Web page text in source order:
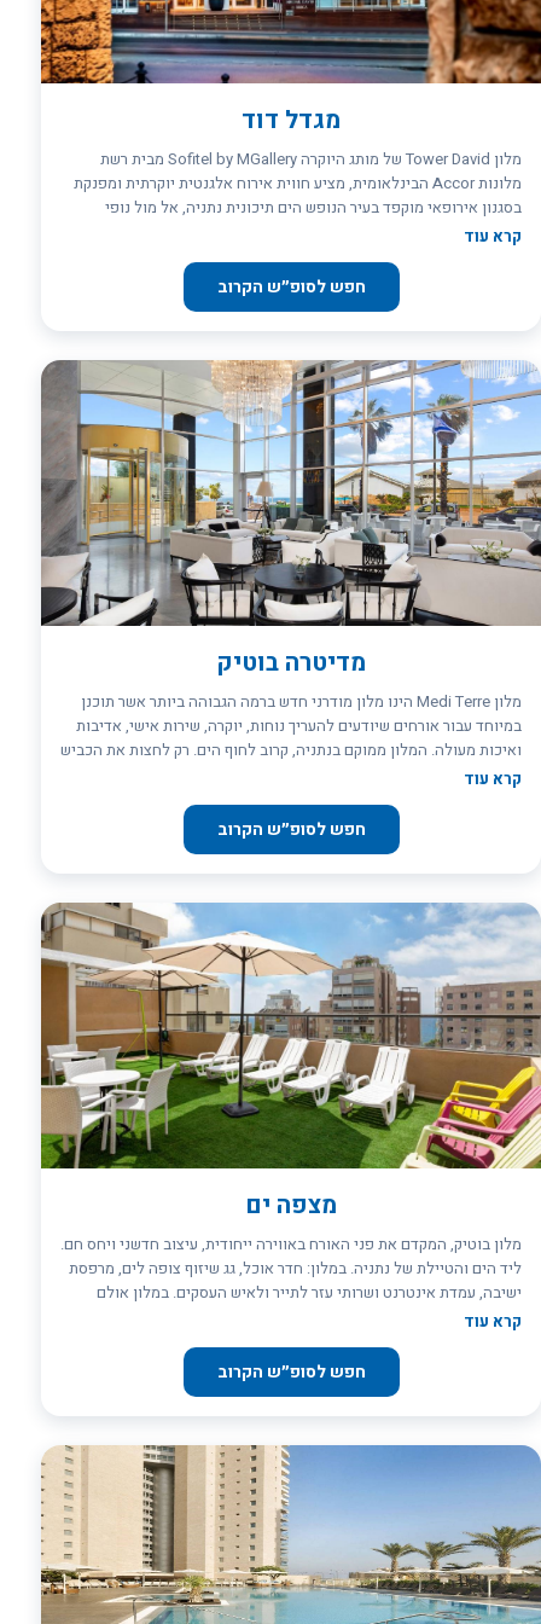
מגדל דוד
מלון Tower David של מותג היוקרה Sofitel by MGallery מבית רשת
מלונות Accor הבינלאומית, מציע חווית אירוח אלגנטית יוקרתית ומפנקת
בסגנון אירופאי מוקפד בעיר הנופש הים תיכונית נתניה, אל מול נופי
קרא עוד
חפש לסופ״ש הקרוב
מדיטרה בוטיק
מלון Medi Terre הינו מלון מודרני חדש ברמה הגבוהה ביותר אשר תוכנן
במיוחד עבור אורחים שיודעים להעריך נוחות, יוקרה, שירות אישי, אדיבות
ואיכות מעולה. המלון ממוקם בנתניה, קרוב לחוף הים. רק לחצות את הכביש
- ותמצאו את עצמכם על חוף ים מקסים, עם בתי קפה נעימים, שמשיות
על פי הסטנדרטים הבינלאומיים הקפדניים ביותר. מלבד חדרי יחיד וחדרים
זוגיים, במלון נבנו סוויטות של שלושה וארבעה חדרים עם ג`קוזי סאונה
קרא עוד
חפש לסופ״ש הקרוב
מצפה ים
מלון בוטיק, המקדם את פני האורח באווירה ייחודית, עיצוב חדשני ויחס חם.
ליד הים והטיילת של נתניה. במלון: חדר אוכל, גג שיזוף צופה לים, מרפסת
ישיבה, עמדת אינטרנט ושרותי עזר לתייר ולאיש העסקים. במלון אולם
שברצונכם לחגוג. כשר בהשגחת הרבנות נתניה. במקום נערכים כנסים, ימי
קרא עוד
חפש לסופ״ש הקרוב